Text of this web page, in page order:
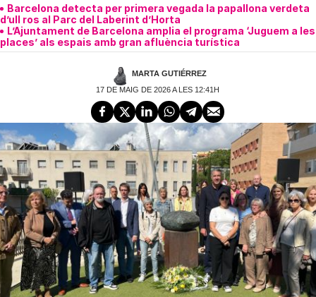
Barcelona detecta per primera vegada la papallona verdeta
d’ull ros al Parc del Laberint d’Horta
L’Ajuntament de Barcelona amplia el programa ‘Juguem a les
places’ als espais amb gran afluència turística
MARTA GUTIÉRREZ
17 DE MAIG DE 2026 A LES 12:41H